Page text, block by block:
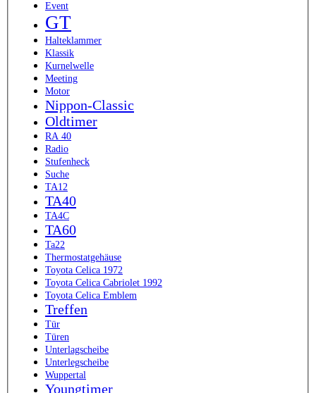
Event
GT
Halteklammer
Klassik
Kurnelwelle
Meeting
Motor
Nippon-Classic
Oldtimer
RA 40
Radio
Stufenheck
Suche
TA12
TA40
TA4C
TA60
Ta22
Thermostatgehäuse
Toyota Celica 1972
Toyota Celica Cabriolet 1992
Toyota Celica Emblem
Treffen
Tür
Türen
Unterlagscheibe
Unterlegscheibe
Wuppertal
Youngtimer